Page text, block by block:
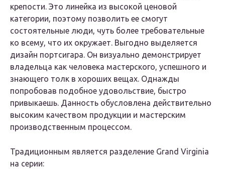
крепости. Это линейка из высокой ценовой
категории, поэтому позволить ее смогут
состоятельные люди, чуть более требовательные
ко всему, что их окружает. Выгодно выделяется
дизайн портсигара. Он визуально демонстрирует
владельца как человека мастерского, успешного и
знающего толк в хороших вещах. Однажды
попробовав подобное удовольствие, быстро
привыкаешь. Данность обусловлена действительно
высоким качеством продукции и мастерским
производственным процессом.
Традиционным является разделение Grand Virginia
на серии: